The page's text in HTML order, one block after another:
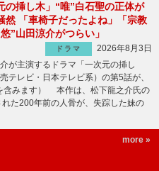
の挿し木」“唯”白石聖の正体が
然 「車椅子だったよね」「宗教
”山田涼介がつらい」
ドラマ
2026年8月3日
が主演するドラマ「一次元の挿し
テレビ・日本テレビ系）の第5話が、
含みます） 本作は、松下龍之介氏の
た200年前の人骨が、失踪した妹の
more »